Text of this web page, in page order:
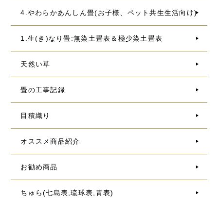
4.やわらかあんしん畳(お子様、ペット共生生活向け)
1.生(き)なり畳:無染土畳表＆極少染土畳表
天然い草
畳の工事記録
目積織り
オススメ商品紹介
お勧め商品
ちゅら(七島表,琉球表,青表)